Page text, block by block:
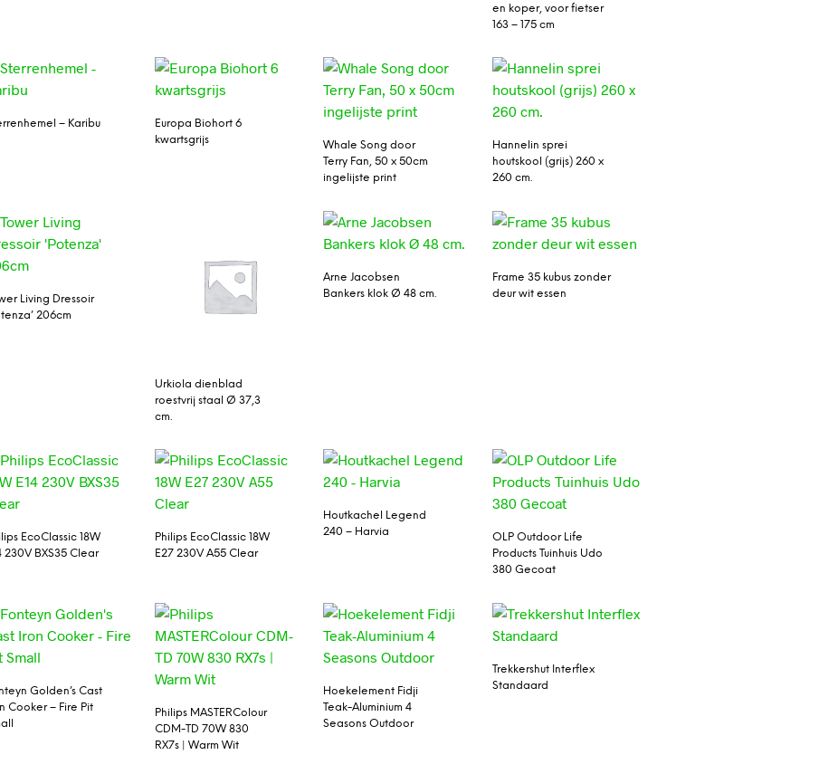
en koper, voor fietser
163 – 175 cm
– Karibu
Europa Biohort 6
kwartsgrijs
Whale Song door
Terry Fan, 50 x 50cm
ingelijste print
Hannelin sprei
houtskool (grijs) 260 x
260 cm.
Living Dressoir
206cm
Urkiola dienblad
roestvrij staal Ø 37,3
cm.
Arne Jacobsen
Bankers klok Ø 48 cm.
Frame 35 kubus zonder
deur wit essen
EcoClassic 18W
230V BXS35 Clear
Philips EcoClassic 18W
E27 230V A55 Clear
Houtkachel Legend
240 – Harvia
OLP Outdoor Life
Products Tuinhuis Udo
380 Gecoat
Golden’s Cast
Cooker – Fire Pit
Philips MASTERColour
CDM-TD 70W 830
RX7s | Warm Wit
Hoekelement Fidji
Teak-Aluminium 4
Seasons Outdoor
Trekkershut Interflex
Standaard